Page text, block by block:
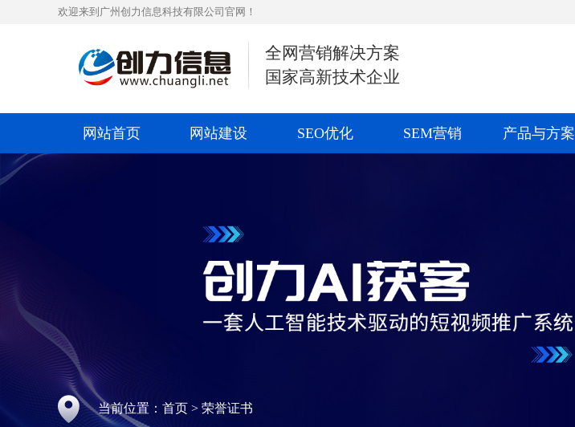
欢迎来到广州创力信息科技有限公司官网！
全网营销解决方案
国家高新技术企业
网站首页 网站建设 SEO优化 SEM营销 产品与方案
当前位置： 首页 > 荣誉证书